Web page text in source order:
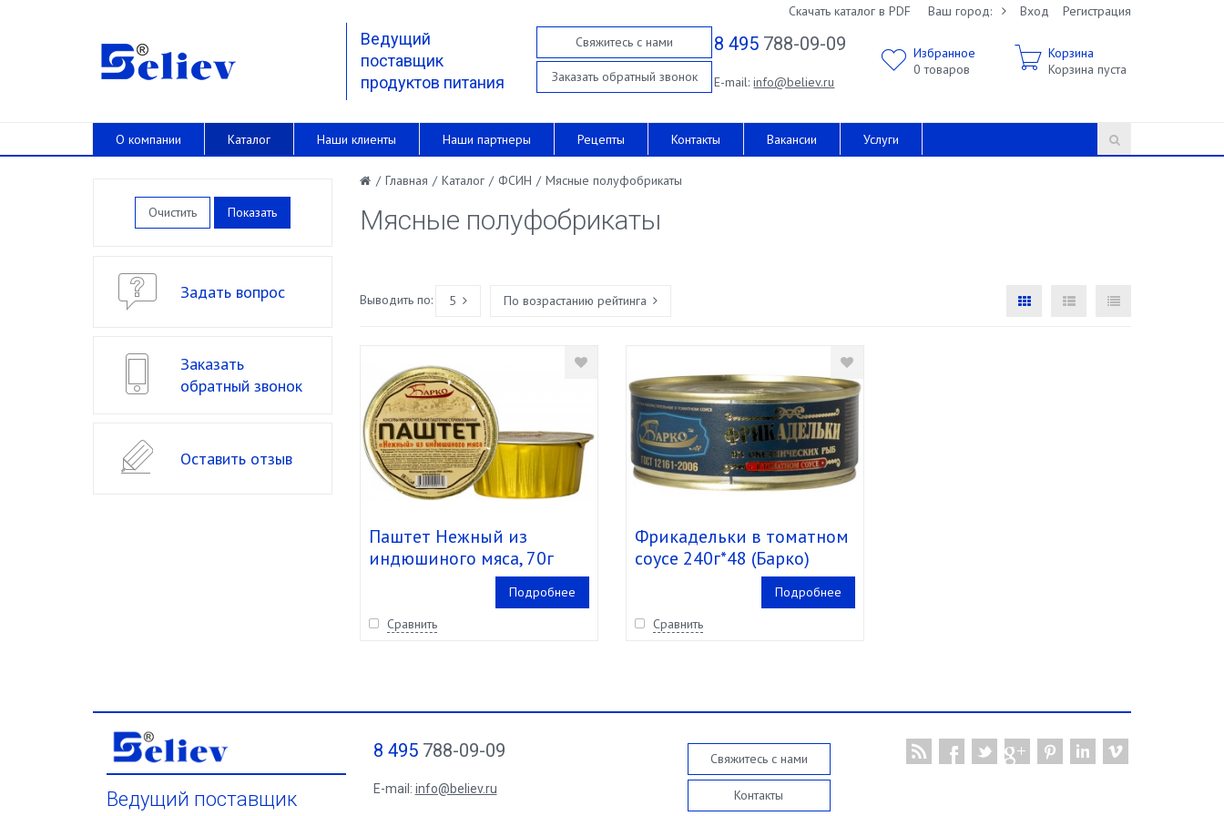
Скачать каталог в PDF Ваш город: Вход Регистрация
Ведущий
поставщик
продуктов питания
Свяжитесь с нами
Заказать обратный звонок
8 495 788-09-09
E-mail:info@believ.ru
Избранное
0 товаров
Корзина
Корзина пуста
О компании Каталог Наши клиенты Наши партнеры Рецепты Контакты Вакансии Услуги
/ Главная / Каталог / ФСИН / Мясные полуфобрикаты
Мясные полуфобрикаты
Выводить по: 5 По возрастанию рейтинга
Паштет Нежный из
индюшиного мяса, 70г
Подробнее
Сравнить
Фрикадельки в томатном
соусе 240г*48 (Барко)
Подробнее
Сравнить
Очистить
Задать вопрос
Заказать
обратный звонок
Оставить отзыв
Ведущий поставщик
8 495788-09-09
E-mail: info@believ.ru
Свяжитесь с нами
Контакты